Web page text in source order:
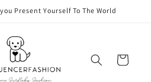
Present Yourself To The World
Varukorg